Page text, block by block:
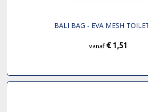
BALI BAG - EVA MESH
vanaf € 1,51